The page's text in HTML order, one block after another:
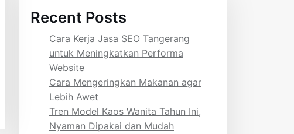
Recent Posts
Cara Kerja Jasa SEO Tangerang
untuk Meningkatkan Performa
Website
Cara Mengeringkan Makanan agar
Lebih Awet
Tren Model Kaos Wanita Tahun Ini,
Nyaman Dipakai dan Mudah